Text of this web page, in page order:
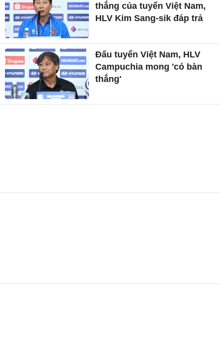
thắng của tuyển Việt Nam,
HLV Kim Sang-sik đáp trả
Đấu tuyển Việt Nam, HLV
Campuchia mong 'có bàn
thắng'